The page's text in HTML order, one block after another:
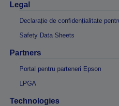
Legal
Declarație de confidențialitate
Safety Data Sheets
Partners
Portal pentru parteneri Epson
LPGA
Technologies